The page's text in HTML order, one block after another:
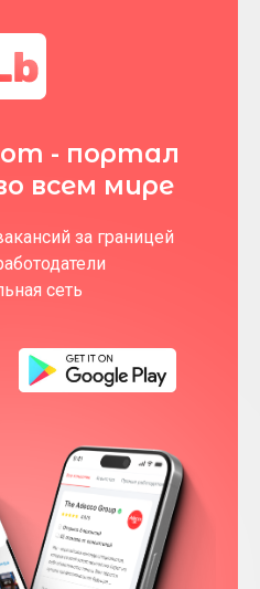
- портал
всем мире
за границей
сеть